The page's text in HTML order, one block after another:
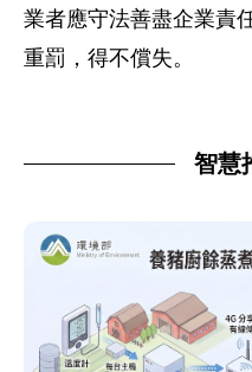
業者應守法善盡企業責
重罰，得不償失。
智慧